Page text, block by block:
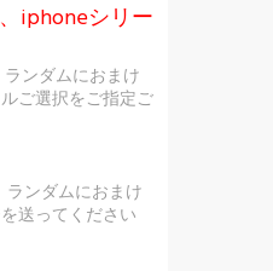
iphoneシリー
ンダムにおまけ
ご選択をご指定ご
ンダムにおまけ
送ってください